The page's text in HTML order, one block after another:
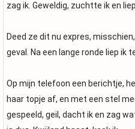
zag ik. Geweldig, zuchtte ik en
Deed ze dit nu expres,
geval. Na een lange ronde liep ik
Op mijn telefoon een berichtje,
haar topje af, en met een stel
gespeeld, geil, dacht ik en zag